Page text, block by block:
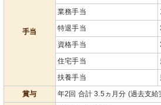
手当
業務手当
特退手当
資格手当
住宅手当
扶養手当
賞与
年2回 合計 3.5ヵ月分 (過去支給